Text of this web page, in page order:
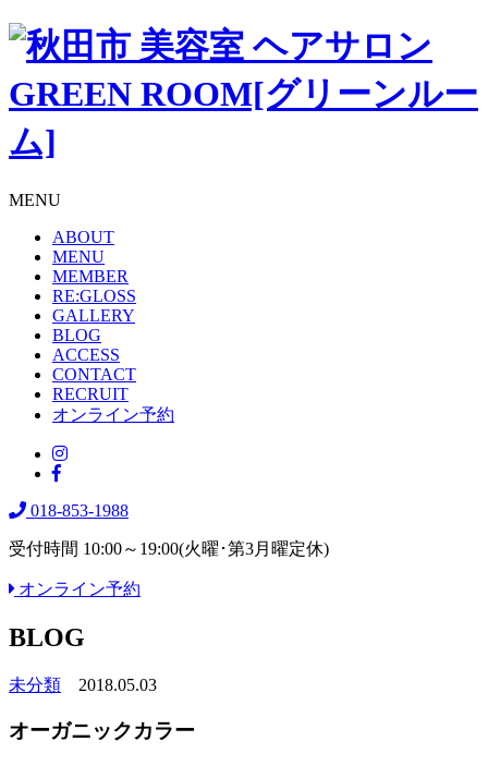
MENU
ABOUT
MENU
MEMBER
RE:GLOSS
GALLERY
BLOG
ACCESS
CONTACT
RECRUIT
オンライン予約
018-853-1988
受付時間 10:00～19:00(火曜･第3月曜定休)
オンライン予約
BLOG
未分類 2018.05.03
オーガニックカラー